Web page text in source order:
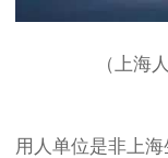
（上海
用人单位是非上